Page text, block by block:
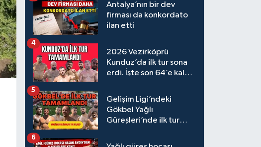
Antalya’nın bir dev
firması da konkordato
ilan etti
2026 Vezirköprü
Kunduz’da ilk tur sona
erdi. İşte son 64’e kalan
4
Gelişim Ligi’ndeki
Gökbel Yağlı
Güreşleri’nde ilk tur
5
6